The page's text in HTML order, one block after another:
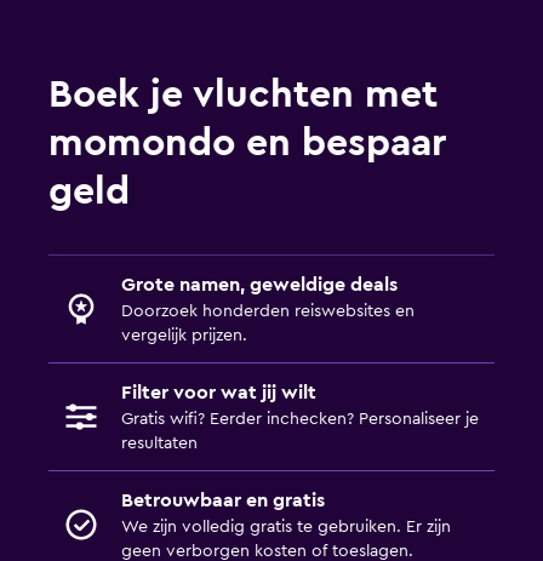
Boek je vluchten met
momondo en bespaar
geld
Grote namen, geweldige deals
Doorzoek honderden reiswebsites en
vergelijk prijzen.
Filter voor wat jij wilt
Gratis wifi? Eerder inchecken? Personaliseer je
resultaten
Betrouwbaar en gratis
We zijn volledig gratis te gebruiken. Er zijn
geen verborgen kosten of toeslagen.